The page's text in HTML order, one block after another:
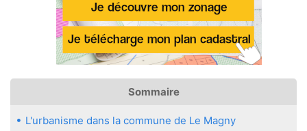
Sommaire
L'urbanisme dans la commune de Le Magny